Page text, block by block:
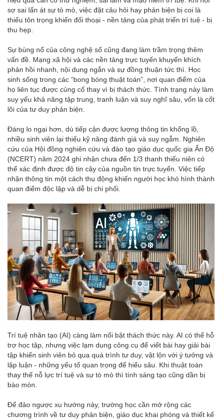
sợ sai lấn át sự tò mò, việc đặt câu hỏi hay phản biện bị coi là
thiếu tôn trọng khiến đối thoại - nền tảng của phát triển trí tuệ - bị
thu hẹp.
Sự bùng nổ của công nghệ số cũng đang làm trầm trọng thêm
vấn đề. Mạng xã hội và các nền tảng trực tuyến khuyến khích
phản hồi nhanh, nội dung ngắn và sự đồng thuận tức thì. Học
sinh sống trong các “bong bóng thuật toán”, nơi quan điểm của
họ liên tục được củng cố thay vì bị thách thức. Tình trạng này làm
suy yếu khả năng tập trung, tranh luận và suy nghĩ sâu, vốn là cốt
lõi của tư duy phản biện.
Đáng lo ngại hơn, dù tiếp cận được lượng thông tin khổng lồ,
nhiều sinh viên lại thiếu kỹ năng đánh giá và suy ngẫm. Nghiên
cứu của Hội đồng nghiên cứu và đào tạo giáo dục quốc gia Ấn Độ
(NCERT) năm 2024 ghi nhận chưa đến 1/3 thanh thiếu niên có
thể xác định được độ tin cậy của nguồn tin trực tuyến. Việc tiếp
nhận thông tin một cách thụ động khiến người học khó hình thành
quan điểm độc lập và dễ bị chi phối.
Trí tuệ nhân tạo (AI) càng làm nổi bật thách thức này. AI có thể hỗ
trợ học tập, nhưng việc lạm dụng công cụ để viết bài hay giải bài
tập khiến sinh viên bỏ qua quá trình tư duy, vật lộn với ý tưởng và
lập luận - những yếu tố quan trọng để hiểu sâu. Khi thuật toán
thay thế nỗ lực trí tuệ và sự tò mò thì tính sáng tạo cũng dần bị
bào mòn.
Để đảo ngược xu hướng này, trường học cần mở rộng các
chương trình về tư duy phản biện, giáo dục khai phóng và thiết kế